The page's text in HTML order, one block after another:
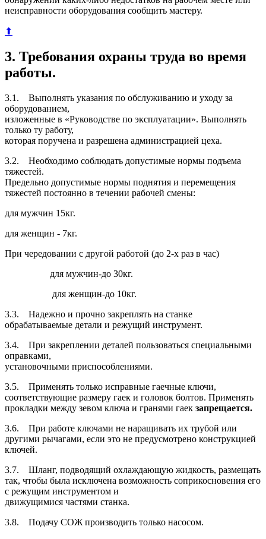
неисправности оборудования сообщить мастеру.
⬆
3. Требования охраны труда во время
работы.
3.1. Выполнять указания по обслуживанию и уходу за
оборудованием,
изложенные в «Руководстве по эксплуатации». Выполнять
только ту работу,
которая поручена и разрешена администрацией цеха.
3.2. Необходимо соблюдать допустимые нормы подъема
тяжестей.
Предельно допустимые нормы поднятия и перемещения
тяжестей постоянно в течении рабочей смены:
для мужчин 15кг.
для женщин - 7кг.
При чередовании с другой работой (до 2-х раз в час)
для мужчин-до 30кг.
для женщин-до 10кг.
3.3. Надежно и прочно закреплять на станке
обрабатываемые детали и режущий инструмент.
3.4. При закреплении деталей пользоваться специальными
оправками,
установочными приспособлениями.
3.5. Применять только исправные гаечные ключи,
соответствующие размеру гаек и головок болтов. Применять
прокладки между зевом ключа и гранями гаек запрещается.
3.6. При работе ключами не наращивать их трубой или
другими рычагами, если это не предусмотрено конструкцией
ключей.
3.7. Шланг, подводящий охлаждающую жидкость, размещать
так, чтобы была исключена возможность соприкосновения его
с режущим инструментом и
движущимися частями станка.
3.8. Подачу СОЖ производить только насосом.